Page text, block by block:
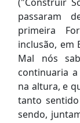
passaram
primeira
inclusão, em
Mal nós
continuaria
na altura, e
tanto
sendo,